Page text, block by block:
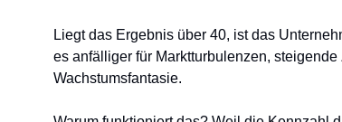
Liegt das Ergebnis über 40, ist das
es anfälliger für Marktturbulenzen,
Wachstumsfantasie.